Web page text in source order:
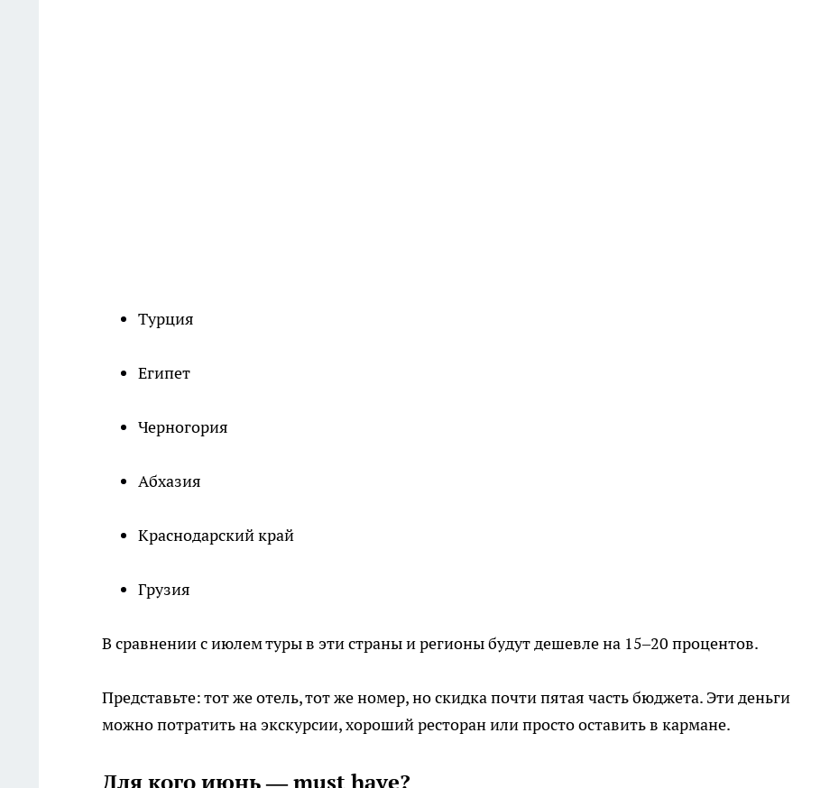
Турция
Египет
Черногория
Абхазия
Краснодарский край
Грузия
В сравнении с июлем туры в эти страны и регионы будут дешевле на 15–20 процентов.
Представьте: тот же отель, тот же номер, но скидка почти пятая часть бюджета. Эти деньги
можно потратить на экскурсии, хороший ресторан или просто оставить в кармане.
Для кого июнь — must have?